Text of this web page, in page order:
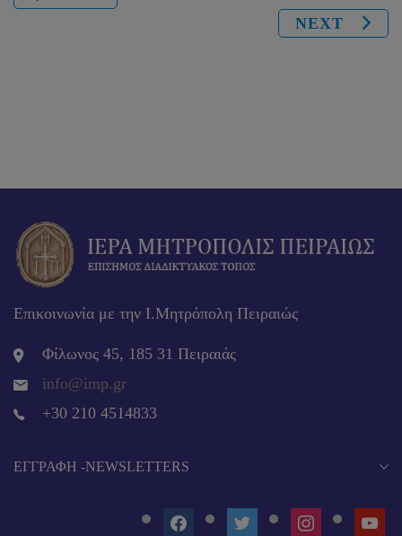
NEXT
Επικοινωνία με την Ι.Μητρόπολη Πειραιώς
Φίλωνος 45, 185 31 Πειραιάς
info@imp.gr
+30 210 4514833
EΓΓΡΑΦΉ -NEWSLETTERS
FACEBOOKTWITTER INSTAGRAM